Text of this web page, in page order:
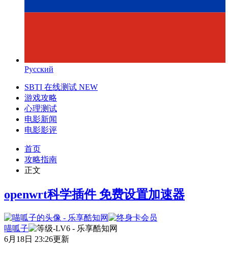
Русский
SBTI 在线测试 NEW
游戏攻略
心理测试
电影新闻
电影影评
首页
攻略指南
正文
openwrt科学插件 免费设置加速器
喵呱子
6月18日 23:26更新